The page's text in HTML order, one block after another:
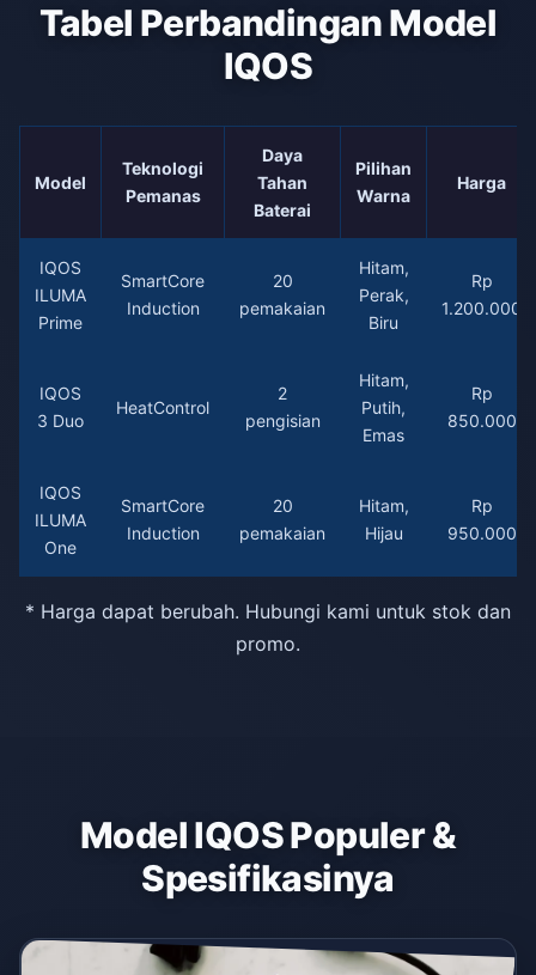
Tabel Perbandingan Model
IQOS
Model
Teknologi
Pemanas
Daya
Tahan
Baterai
Pilihan
Warna
Harga
IQOS
ILUMA
Prime
SmartCore
Induction
20
pemakaian
Hitam,
Perak,
Biru
Rp
1.200.000
IQOS
3 Duo
HeatControl
2
pengisian
Hitam,
Putih,
Emas
Rp
850.000
IQOS
ILUMA
One
SmartCore
Induction
20
pemakaian
Hitam,
Hijau
Rp
950.000
* Harga dapat berubah. Hubungi kami untuk stok dan
promo.
Model IQOS Populer &
Spesifikasinya